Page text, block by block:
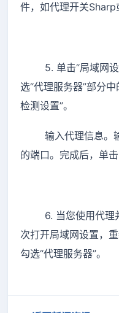
件，如代理开关Sharp
5. 单击“局域网设
选“代理服务器”部分
检测设置”。
输入代理信息。输
的端口。完成后，单击
6. 当您使用代理并
次打开局域网设置，
勾选“代理服务器”。